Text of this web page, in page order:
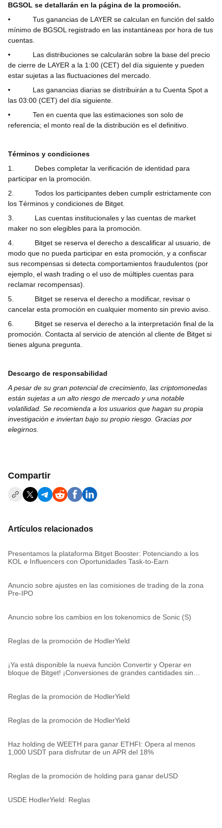
BGSOL se detallarán en la página de la promoción.
•
Tus ganancias de LAYER se calculan en función del saldo
mínimo de BGSOL registrado en las instantáneas por hora de tus
cuentas.
•
Las distribuciones se calcularán sobre la base del precio
de cierre de LAYER a la 1:00 (CET) del día siguiente y pueden
estar sujetas a las fluctuaciones del mercado.
•
Las ganancias diarias se distribuirán a tu Cuenta Spot a
las 03:00 (CET) del día siguiente.
•
Ten en cuenta que las estimaciones son solo de
referencia; el monto real de la distribución es el definitivo.
Términos y condiciones
1.
Debes completar la verificación de identidad para
participar en la promoción.
2.
Todos los participantes deben cumplir estrictamente con
los Términos y condiciones de Bitget.
3.
Las cuentas institucionales y las cuentas de market
maker no son elegibles para la promoción.
4.
Bitget se reserva el derecho a descalificar al usuario, de
modo que no pueda participar en esta promoción, y a confiscar
sus recompensas si detecta comportamientos fraudulentos (por
ejemplo, el wash trading o el uso de múltiples cuentas para
reclamar recompensas).
5.
Bitget se reserva el derecho a modificar, revisar o
cancelar esta promoción en cualquier momento sin previo aviso.
6.
Bitget se reserva el derecho a la interpretación final de la
promoción. Contacta al servicio de atención al cliente de Bitget si
tienes alguna pregunta.
Descargo de responsabilidad
A pesar de su gran potencial de crecimiento, las criptomonedas
están sujetas a un alto riesgo de mercado y una notable
volatilidad. Se recomienda a los usuarios que hagan su propia
investigación e inviertan bajo su propio riesgo. Gracias por
elegirnos.
Compartir
Artículos relacionados
Presentamos la plataforma Bitget Booster: Potenciando a los
KOL e Influencers con Oportunidades Task-to-Earn
Anuncio sobre ajustes en las comisiones de trading de la zona
Pre-IPO
Anuncio sobre los cambios en los tokenomics de Sonic (S)
Reglas de la promoción de HodlerYield
¡Ya está disponible la nueva función Convertir y Operar en
bloque de Bitget! ¡Conversiones de grandes cantidades sin
Reglas de la promoción de HodlerYield
Reglas de la promoción de HodlerYield
Haz holding de WEETH para ganar ETHFI: Opera al menos
1,000 USDT para disfrutar de un APR del 18%
Reglas de la promoción de holding para ganar deUSD
USDE HodlerYield: Reglas